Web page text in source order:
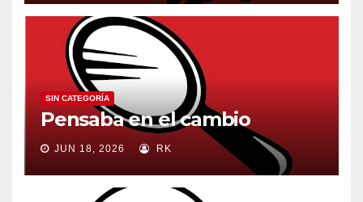
SIN CATEGORÍA
Pensaba en el cambio
JUN 18, 2026 RK